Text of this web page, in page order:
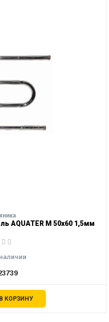
AQUATER М 50х60 1,5мм
В КОРЗИНУ